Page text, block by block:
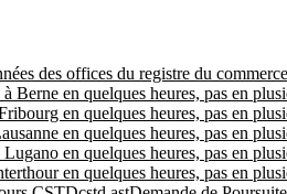
des offices du registre du
Berne en quelques heures, pas en
en quelques heures, pas en
en quelques heures, pas en
en quelques heures, pas en
en quelques heures, pas en